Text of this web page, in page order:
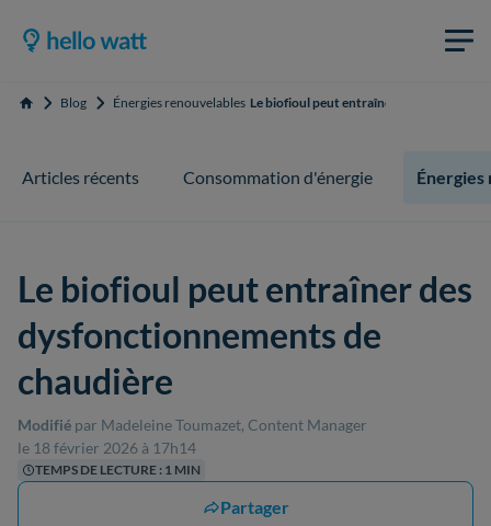
Accueil Blog Énergies renouvelables Le biofioul peut entraîner des
Articles récents Consommation d'énergie
Le biofioul peut entraîner des
dysfonctionnements de
chaudière
Modifié par Madeleine Toumazet, Content Manager
le 18 février 2026 à 17h14
TEMPS DE LECTURE : 1 MIN
Partager